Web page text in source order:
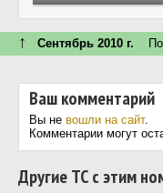
↑ Сентябрь 2010 г.
Ваш комментарий
Вы не вошли на сайт.
Комментарии могут
Другие ТС с этим